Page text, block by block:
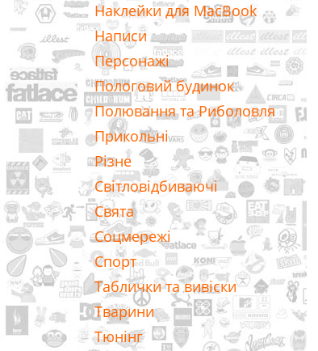
Наклейки для MacBook
Написи
Персонажі
Пологовий будинок
Полювання та Риболовля
Прикольні
Різне
Світловідбиваючі
Свята
Соцмережі
Спорт
Таблички та вивіски
Тварини
Тюнінг